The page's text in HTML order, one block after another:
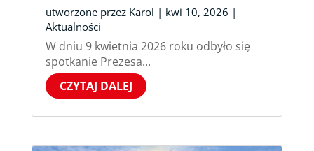
utworzone przez Karol | kwi 10, 2026 |
Aktualności
W dniu 9 kwietnia 2026 roku odbyło się
spotkanie Prezesa...
CZYTAJ DALEJ